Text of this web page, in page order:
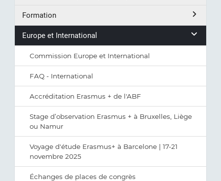
Formation
Europe et International
Commission Europe et International
FAQ - International
Accréditation Erasmus + de l'ABF
Stage d’observation Erasmus + à Bruxelles, Liège
ou Namur
Voyage d'étude Erasmus+ à Barcelone | 17-21
novembre 2025
Échanges de places de congrès